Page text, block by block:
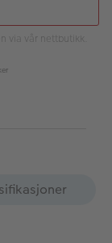
via vår nettbutikk.